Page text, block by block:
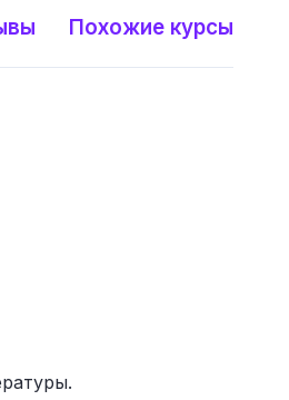
Похожие курсы